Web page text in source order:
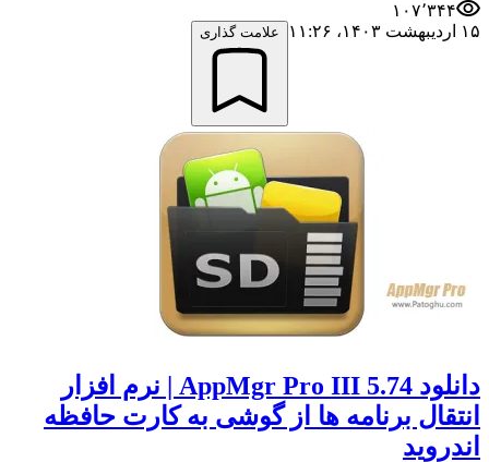
۱۰۷٬۳۴۴
۱۵ اردیبهشت ۱۴۰۳،‏ ۱۱:۲۶
علامت گذاری
دانلود AppMgr Pro III 5.74 | نرم افزار
انتقال برنامه ها از گوشی به کارت حافظه
اندروید